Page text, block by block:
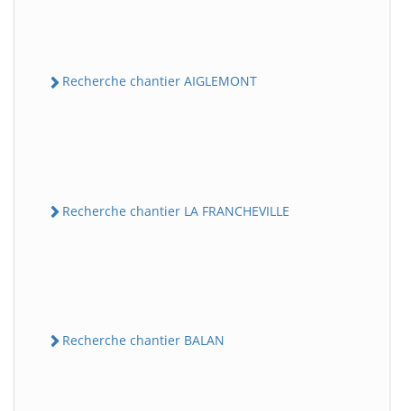
Recherche chantier AIGLEMONT
Recherche chantier LA FRANCHEVILLE
Recherche chantier BALAN